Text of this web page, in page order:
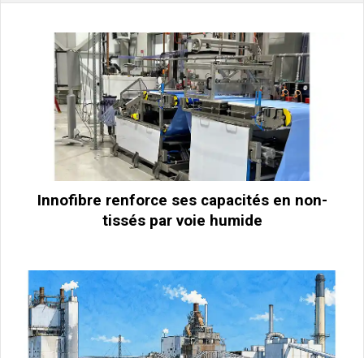
Innofibre renforce ses capacités en non-
tissés par voie humide